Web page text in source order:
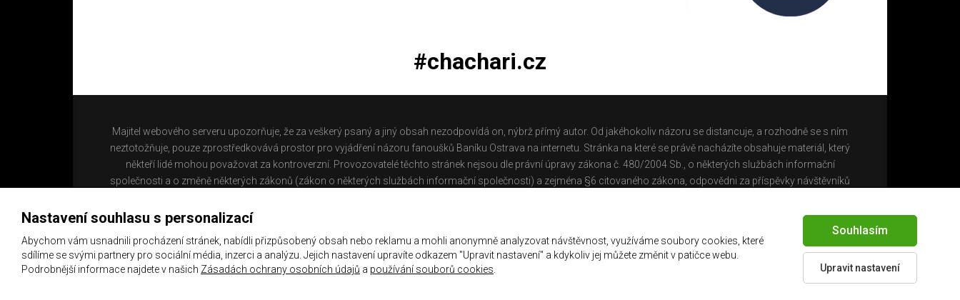
#chachari.cz
Majitel webového serveru upozorňuje, že za veškerý psaný a jiný obsah nezodpovídá on, nýbrž přímý autor. Od jakéhokoliv názoru se distancuje, a rozhodně se s ním
neztotožňuje, pouze zprostředkovává prostor pro vyjádření názoru fanoušků Baníku Ostrava na internetu. Stránka na které se právě nacházíte obsahuje materiál, který
někteří lidé mohou považovat za kontroverzní. Provozovatelé těchto stránek nejsou dle právní úpravy zákona č. 480/2004 Sb., o některých službách informační
společnosti a o změně některých zákonů (zákon o některých službách informační společnosti) a zejména §6 citovaného zákona, odpovědni za příspěvky návštěvníků
Created by
Nastavení souhlasu s personalizací
Abychom vám usnadnili procházení stránek, nabídli přizpůsobený obsah nebo reklamu a mohli anonymně analyzovat návštěvnost, využíváme soubory cookies, které
sdílíme se svými partnery pro sociální média, inzerci a analýzu. Jejich nastavení upravíte odkazem "Upravit nastavení" a kdykoliv jej můžete změnit v patičce webu.
Podrobnější informace najdete v našich Zásadách ochrany osobních údajů a používání souborů cookies
Souhlasím
Upravit nastavení